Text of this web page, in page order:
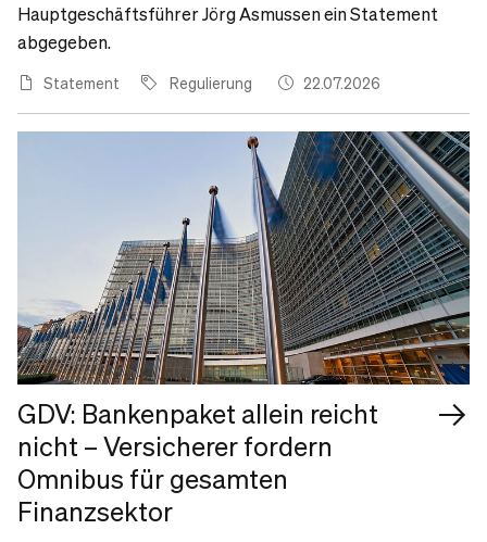
Hauptgeschäftsführer Jörg Asmussen ein Statement
abgegeben.
Statement Regulierung 22.07.2026
GDV: Bankenpaket allein reicht
nicht – Versicherer fordern
Omnibus für gesamten
Finanzsektor